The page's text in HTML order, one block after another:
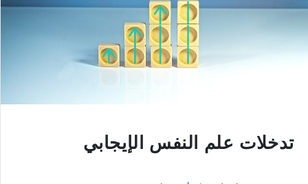
تدخلات علم النفس الإيجابي